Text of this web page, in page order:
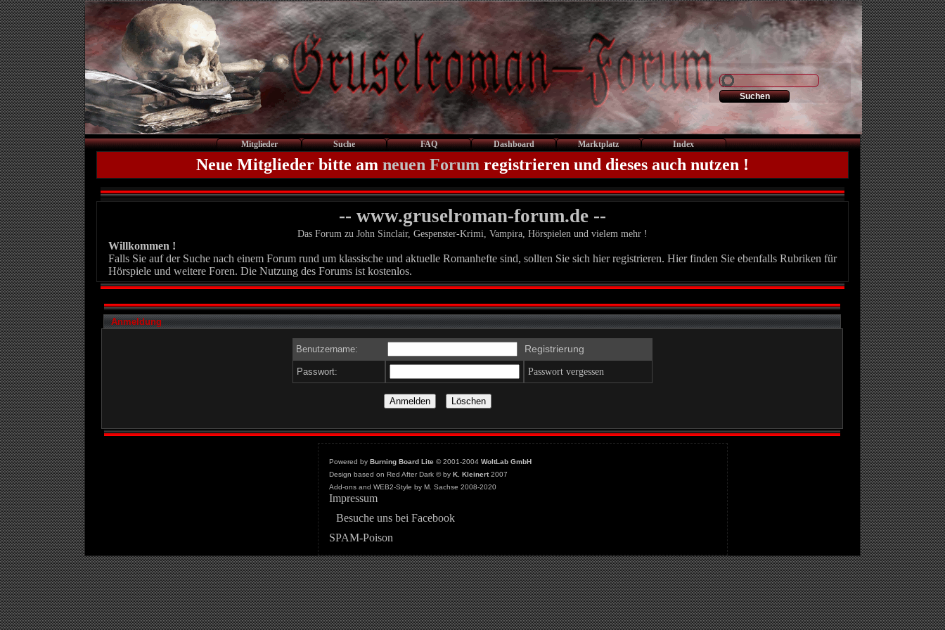
Mitglieder Suche FAQ Dashboard Marktplatz Index
Neue Mitglieder bitte am neuen Forum registrieren und dieses auch nutzen !
-- www.gruselroman-forum.de --
Das Forum zu John Sinclair, Gespenster-Krimi, Vampira, Hörspielen und vielem mehr !
Willkommen !
Falls Sie auf der Suche nach einem Forum rund um klassische und aktuelle Romanhefte sind, sollten Sie sich hier registrieren. Hier finden Sie ebenfalls Rubriken für
Hörspiele und weitere Foren. Die Nutzung des Forums ist kostenlos.
Anmeldung
Benutzername: Registrierung
Passwort: Passwort vergessen
Powered by Burning Board Lite© 2001-2004 WoltLab GmbH
Design based on Red After Dark © by K. Kleinert2007
Add-ons and WEB2-Style by M. Sachse 2008-2020
Impressum
Besuche uns bei Facebook
SPAM-Poison